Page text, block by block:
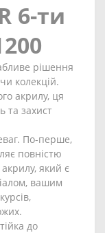
6-ти
рішення
колекцій.
акрилу, ця
та захист
По-перше,
повністю
який є
вашим
до